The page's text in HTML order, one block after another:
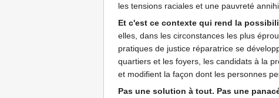
les tensions raciales et une pauvreté
Et c'est ce contexte qui rend la
elles, dans les circonstances les plus
pratiques de justice réparatrice se
quartiers et les foyers, les candidats à la
et modifient la façon dont les personnes
Pas une solution à tout. Pas une